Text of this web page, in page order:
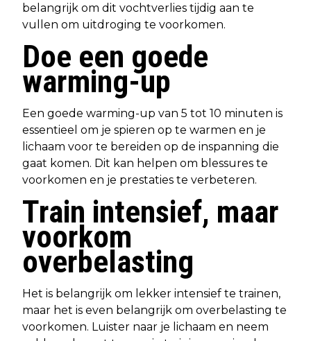
belangrijk om dit vochtverlies tijdig aan te
vullen om uitdroging te voorkomen.
Doe een goede
warming-up
Een goede warming-up van 5 tot 10 minuten is
essentieel om je spieren op te warmen en je
lichaam voor te bereiden op de inspanning die
gaat komen. Dit kan helpen om blessures te
voorkomen en je prestaties te verbeteren.
Train intensief, maar
voorkom
overbelasting
Het is belangrijk om lekker intensief te trainen,
maar het is even belangrijk om overbelasting te
voorkomen. Luister naar je lichaam en neem